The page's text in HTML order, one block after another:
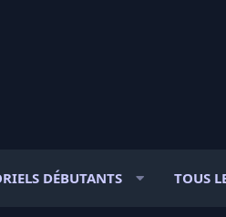
DÉBUTANTS TOUS